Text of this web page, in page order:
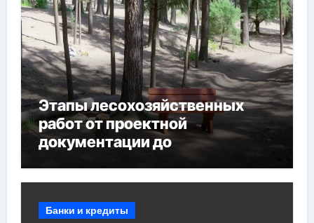
Этапы лесохозяйственных
работ от проектной
документации до
мероприятий и обустройства
Банки и кредиты